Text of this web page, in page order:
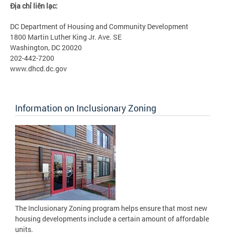
Địa chỉ liên lạc:
DC Department of Housing and Community Development
1800 Martin Luther King Jr. Ave. SE
Washington, DC 20020
202-442-7200
www.dhcd.dc.gov
Information on Inclusionary Zoning
The Inclusionary Zoning program helps ensure that most new
housing developments include a certain amount of affordable
units.